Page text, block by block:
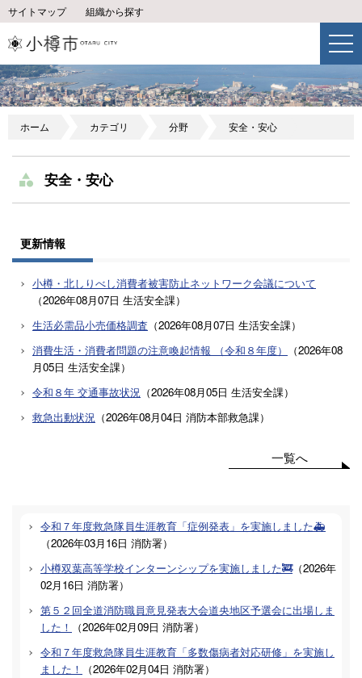
サイトマップ 組織から探す
ホーム カテゴリ 分野 安全・安心
安全・安心
更新情報
小樽・北しりべし消費者被害防止ネットワーク会議について
（2026年08月07日 生活安全課）
生活必需品小売価格調査 （2026年08月07日 生活安全課）
消費生活・消費者問題の注意喚起情報 （令和８年度）
（2026年08
月05日 生活安全課）
令和８年 交通事故状況 （2026年08月05日 生活安全課）
救急出動状況 （2026年08月04日 消防本部救急課）
一覧へ
令和７年度救急隊員生涯教育「症例発表」を実施しました🚑
（2026年03月16日 消防署）
小樽双葉高等学校インターンシップを実施しました🚒（2026年
02月16日 消防署）
第５２回全道消防職員意見発表大会道央地区予選会に出場しま
した！
（2026年02月09日 消防署）
令和７年度救急隊員生涯教育「多数傷病者対応研修」を実施し
ました！
（2026年02月04日 消防署）